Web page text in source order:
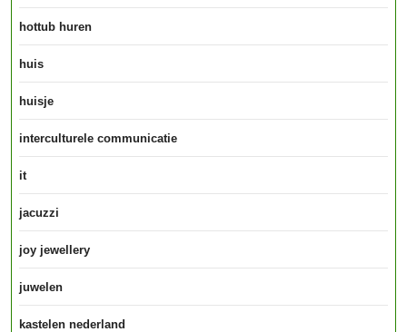
hottub huren
huis
huisje
interculturele communicatie
it
jacuzzi
joy jewellery
juwelen
kastelen nederland